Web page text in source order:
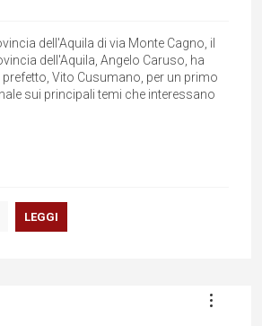
dell'Aquila di via Monte Cagno, il
dell'Aquila, Angelo Caruso, ha
Vito Cusumano, per un primo
sui principali temi che interessano
LEGGI